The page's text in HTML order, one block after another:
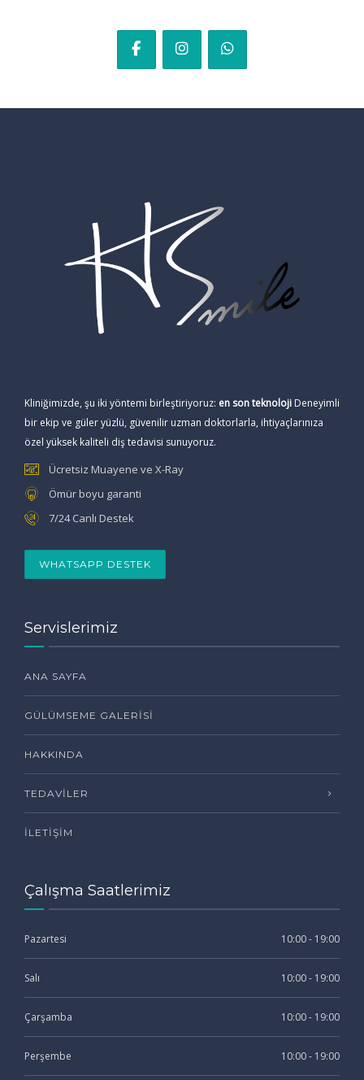
Kliniğimizde, şu iki yöntemi birleştiriyoruz: en son teknoloji Deneyimli
bir ekip ve güler yüzlü, güvenilir uzman doktorlarla, ihtiyaçlarınıza
özel yüksek kaliteli diş tedavisi sunuyoruz.
Ücretsiz Muayene ve X-Ray
Ömür boyu garanti
7/24 Canlı Destek
WHATSAPP DESTEK
Servislerimiz
ANA SAYFA
GÜLÜMSEME GALERISI
HAKKINDA
TEDAVILER
İLETIŞIM
Çalışma Saatlerimiz
Pazartesi 10:00 - 19:00
Salı 10:00 - 19:00
Çarşamba 10:00 - 19:00
Perşembe 10:00 - 19:00